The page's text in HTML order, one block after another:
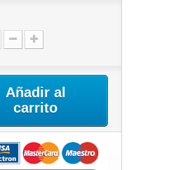
Añadir al
carrito